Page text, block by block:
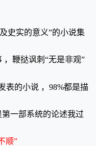
史实的意义”的小说集
，鞭挞讽刺“无是非观”
表的小说 ，98%都是描
第一部系统的论述我过
顺”